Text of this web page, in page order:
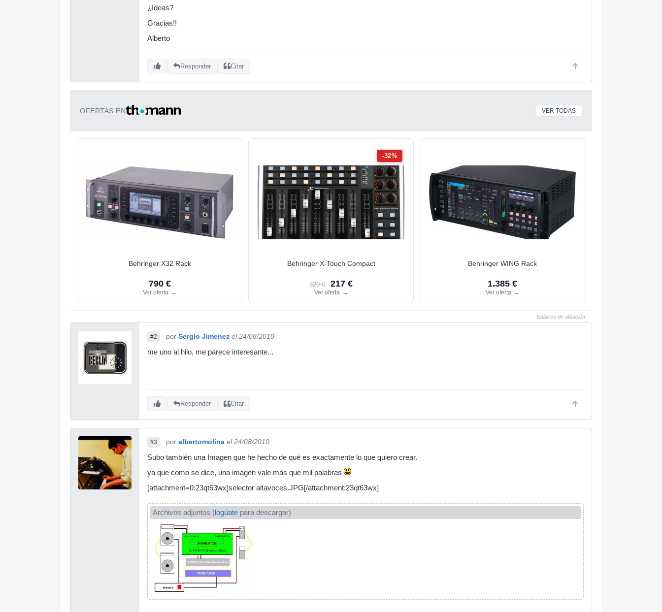
¿Ideas?
Gracias!!
Alberto
Responder Citar
OFERTAS EN VER TODAS
Behringer X32 Rack
790 €
Ver oferta →
-32%
Behringer X-Touch Compact
320 € 217 €
Ver oferta →
Behringer WING Rack
1.385 €
Ver oferta →
Enlaces de afiliación
#2 por Sergio Jimenez el 24/08/2010
me uno al hilo, me parece interesante...
Responder Citar
#3 por albertomolina el 24/08/2010
Subo también una Imagen que he hecho de qué es exactamente lo que quiero crear.
ya que como se dice, una imagen vale más que mil palabras
[attachment=0:23qt63wx]selector altavoces.JPG[/attachment:23qt63wx]
Archivos adjuntos (logúate para descargar)